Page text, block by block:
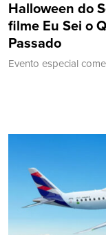
Halloween do
filme Eu Sei o
Passado
Evento especial